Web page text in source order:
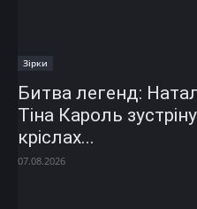
Зірки
Битва легенд:
Тіна Кароль
кріслах...
07.08.2026